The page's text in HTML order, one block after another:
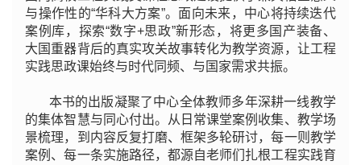
与操作性的“华科大方案”。面向未来，中心将持续迭代
案例库，探索“数字+思政”新形态，将更多国产装备、
大国重器背后的真实攻关故事转化为教学资源，让工程
实践思政课始终与时代同频、与国家需求共振。
本书的出版凝聚了中心全体教师多年深耕一线教学
的集体智慧与同心付出。从日常课堂案例收集、教学场
景梳理，到内容反复打磨、框架多轮研讨，每一则教学
案例、每一条实施路径，都源自老师们扎根工程实践育